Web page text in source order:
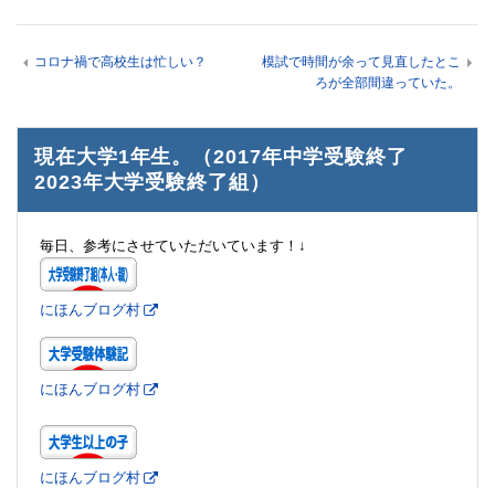
コロナ禍で高校生は忙しい？
模試で時間が余って見直したとこ
ろが全部間違っていた。
現在大学1年生。（2017年中学受験終了
2023年大学受験終了組）
毎日、参考にさせていただいています！↓
にほんブログ村
にほんブログ村
にほんブログ村